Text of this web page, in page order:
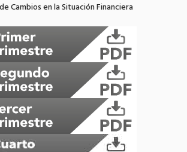
Cambios en la Situación Financiera